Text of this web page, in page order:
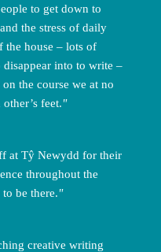
to get down to
the stress of daily
the house – lots of
into to write –
the course we at no
feet.
at Tŷ Newydd for their
throughout the
be there.
creative writing